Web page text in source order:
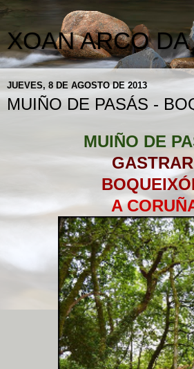
XOAN ARCO
JUEVES, 8 DE AGOSTO DE 2013
MUIÑO DE PASÁS -
MUIÑO DE
GASTRAR
A